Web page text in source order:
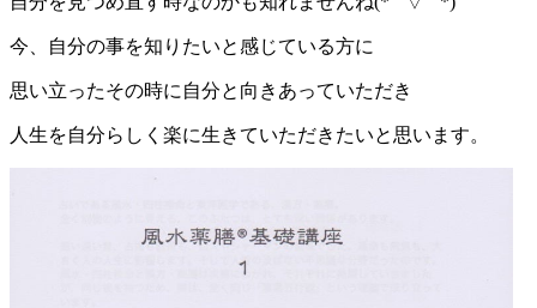
今、自分の事を知りたいと感じている方に
思い立ったその時に自分と向きあっていただき
人生を自分らしく楽に生きていただきたいと思います。